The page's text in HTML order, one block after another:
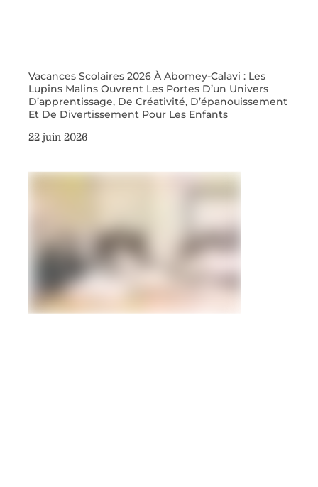
Vacances Scolaires 2026 À Abomey-Calavi : Les
Lupins Malins Ouvrent Les Portes D’un Univers
D’apprentissage, De Créativité, D’épanouissement
Et De Divertissement Pour Les Enfants
22 juin 2026